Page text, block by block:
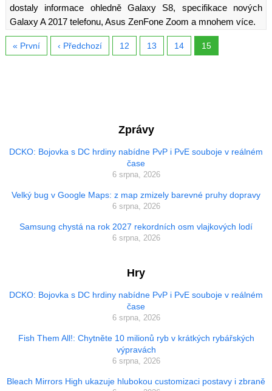
dostaly informace ohledně Galaxy S8, specifikace nových
Galaxy A 2017 telefonu, Asus ZenFone Zoom a mnohem více.
« První ‹ Předchozí 12 13 14 15
Zprávy
DCKO: Bojovka s DC hrdiny nabídne PvP i PvE souboje v reálném
čase
6 srpna, 2026
Velký bug v Google Maps: z map zmizely barevné pruhy dopravy
6 srpna, 2026
Samsung chystá na rok 2027 rekordních osm vlajkových lodí
6 srpna, 2026
Hry
DCKO: Bojovka s DC hrdiny nabídne PvP i PvE souboje v reálném
čase
6 srpna, 2026
Fish Them All!: Chytněte 10 milionů ryb v krátkých rybářských
výpravách
6 srpna, 2026
Bleach Mirrors High ukazuje hlubokou customizaci postavy i zbraně